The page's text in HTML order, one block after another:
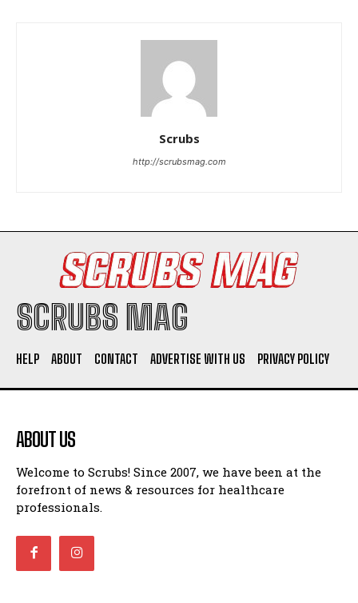
Scrubs
http://scrubsmag.com
SCRUBS MAG
HELP ABOUT CONTACT ADVERTISE WITH US PRIVACY POLICY
ABOUT US
Welcome to Scrubs! Since 2007, we have been at the
forefront of news & resources for healthcare
professionals.